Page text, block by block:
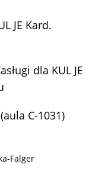
JE Kard.
dla KUL JE
C-1031)
Falger